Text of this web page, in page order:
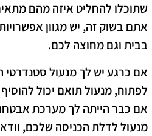
שתוכלו להחליט איזה מהם
אתם בשוק זה, יש מגוון
בבית וגם מחוצה לכם.
אם כרגע יש לך מנעול
לפתוח, מנעול תואם יכול
אם כבר הייתה לך מערכת
מנעול לדלת הכניסה שלכם,